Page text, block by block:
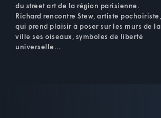
du street art de la région parisienne.
Richard rencontre Stew, artiste pochoiriste,
qui prend plaisir à poser sur les murs de la
ville ses oiseaux, symboles de liberté
universelle...